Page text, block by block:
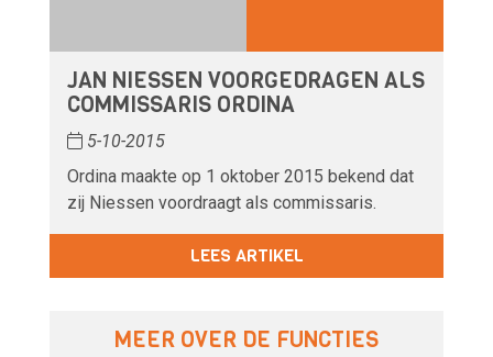
JAN NIESSEN VOORGEDRAGEN ALS
COMMISSARIS ORDINA
5-10-2015
Ordina maakte op 1 oktober 2015 bekend dat
zij Niessen voordraagt als commissaris.
LEES ARTIKEL
MEER OVER DE FUNCTIES